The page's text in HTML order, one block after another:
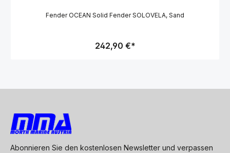
Fender OCEAN Solid Fender SOLOVELA, Sand
242,90 €*
Abonnieren Sie den kostenlosen Newsletter und verpassen